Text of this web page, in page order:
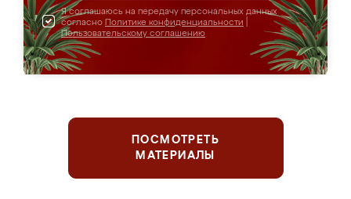
Я соглашаюсь на передачу персональных данных
согласно Политике конфиденциальности
Пользовательскому соглашению
ПОСМОТРЕТЬ
МАТЕРИАЛЫ